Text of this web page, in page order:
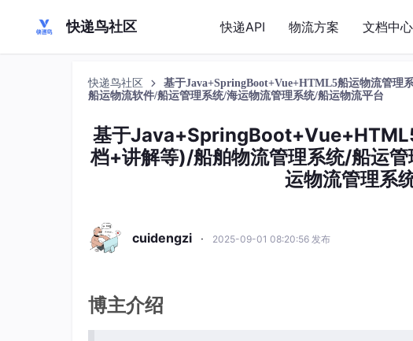
快递鸟社区 快递API 物流方案 文档中心
快递鸟社区
基于Java+SpringBoot+Vue+HTML5船运物流管理
船运物流软件/船运管理系统/海运物流管理系统/船运物流平台
基于
档+讲解等)/船舶物流管理系统/船运
运物流管理系
cuidengzi · 2025-09-01 08:20:56 发布
博主介绍